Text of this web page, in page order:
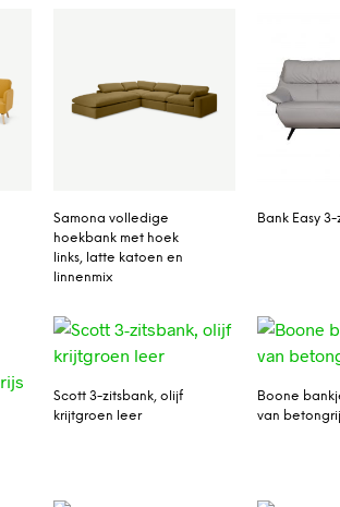
Samona volledige
hoekbank met hoek
links, latte katoen en
linnenmix
Bank Easy 3-
Scott 3-zitsbank, olijf
krijtgroen leer
Boone
van